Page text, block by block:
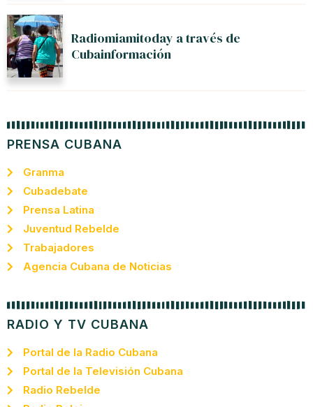
Radiomiamitoday a través de
Cubainformación
PRENSA CUBANA
Granma
Cubadebate
Prensa Latina
Juventud Rebelde
Trabajadores
Agencia Cubana de Noticias
RADIO Y TV CUBANA
Portal de la Radio Cubana
Portal de la Televisión Cubana
Radio Rebelde